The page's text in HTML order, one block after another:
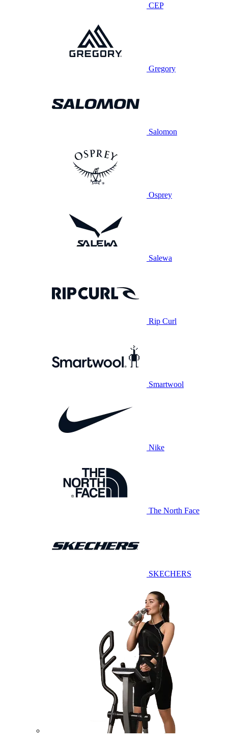
CEP
Gregory
Salomon
Osprey
Salewa
Rip Curl
Smartwool
Nike
The North Face
SKECHERS